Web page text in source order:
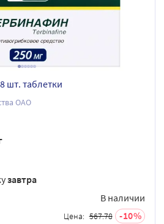
шт. таблетки
ОАО
завтра
В наличии
Цена: 567.78 10